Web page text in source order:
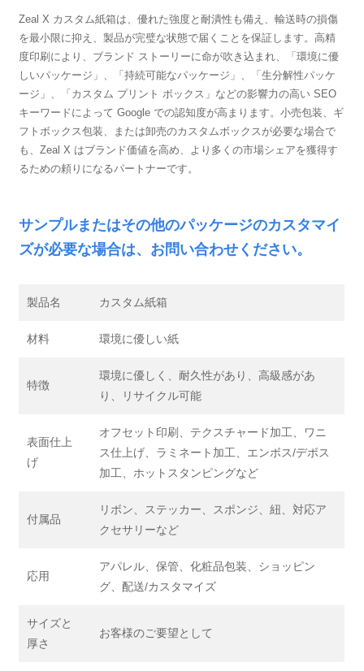
Zeal X カスタム紙箱は、優れた強度と耐潰性も備え、輸送時の損傷
を最小限に抑え、製品が完璧な状態で届くことを保証します。高精
度印刷により、ブランド ストーリーに命が吹き込まれ、「環境に優
しいパッケージ」、「持続可能なパッケージ」、「生分解性パッケ
ージ」、「カスタム プリント ボックス」などの影響力の高い SEO
キーワードによって Google での認知度が高まります。小売包装、ギ
フトボックス包装、または卸売のカスタムボックスが必要な場合で
も、Zeal X はブランド価値を高め、より多くの市場シェアを獲得す
るための頼りになるパートナーです。
サンプルまたはその他のパッケージのカスタマイ
ズが必要な場合は、お問い合わせください。
製品名 カスタム紙箱
材料 環境に優しい紙
特徴
環境に優しく、耐久性があり、高級感があ
り、リサイクル可能
表面仕上
げ
オフセット印刷、テクスチャード加工、ワニ
ス仕上げ、ラミネート加工、エンボス/デボス
加工、ホットスタンピングなど
付属品
リボン、ステッカー、スポンジ、紐、対応ア
クセサリーなど
応用
アパレル、保管、化粧品包装、ショッピン
グ、配送/カスタマイズ
サイズと
厚さ
お客様のご要望として